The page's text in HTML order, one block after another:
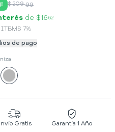
$ 209 99
de $16 62
ITBMS 7%
de pago
Gratis Garantía 1 Año